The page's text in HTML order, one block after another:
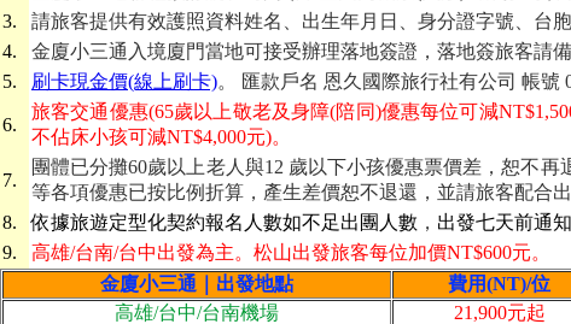
3.
請旅客提供有效護照資料姓名、出生年月日、身分證字號、台胞
4.
金廈小三通入境廈門當地可接受辦理落地簽證，落地簽旅客請
5.
刷卡現金價(線上刷卡)。 匯款戶名 恩久國際旅行社有公司 帳號
6.
旅客交通優惠(65歲以上敬老及身障(陪同)優惠每位可減
不佔床小孩可減NT$4,000元)。
7.
團體已分攤60歲以上老人與12 歲以下小孩優惠票價差，恕不
等各項優惠已按比例折算，產生差價恕不退還，並請旅客配合
8.
依據旅遊定型化契約報名人數如不足出團人數 ， 出發七天前通
9.
高雄/台南/台中出發為主。松山出發旅客每位加價NT$600元。
金廈小三通｜出發地點
費用(NT)/位
高雄/台中/台南機場
21,900元起